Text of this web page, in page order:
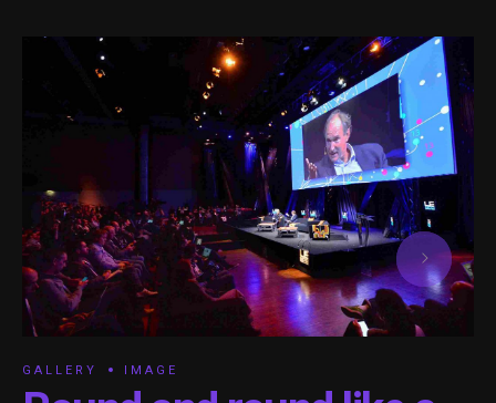
GALLERY IMAGE